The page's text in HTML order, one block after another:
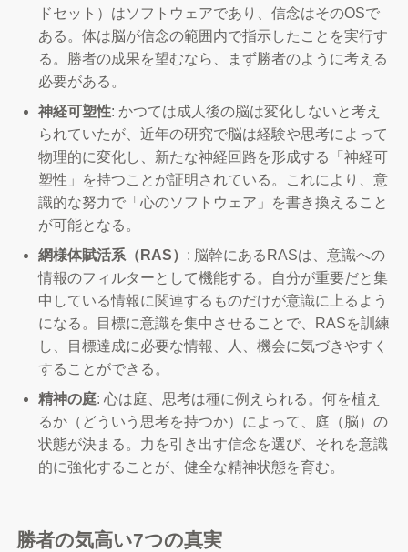
ドセット）はソフトウェアであり、信念はそのOSで
ある。体は脳が信念の範囲内で指示したことを実行す
る。勝者の成果を望むなら、まず勝者のように考える
必要がある。
神経可塑性: かつては成人後の脳は変化しないと考え
られていたが、近年の研究で脳は経験や思考によって
物理的に変化し、新たな神経回路を形成する「神経可
塑性」を持つことが証明されている。これにより、意
識的な努力で「心のソフトウェア」を書き換えること
が可能となる。
網様体賦活系（RAS） : 脳幹にあるRASは、意識への
情報のフィルターとして機能する。自分が重要だと集
中している情報に関連するものだけが意識に上るよう
になる。目標に意識を集中させることで、RASを訓練
し、目標達成に必要な情報、人、機会に気づきやすく
することができる。
精神の庭: 心は庭、思考は種に例えられる。何を植え
るか（どういう思考を持つか）によって、庭（脳）の
状態が決まる。力を引き出す信念を選び、それを意識
的に強化することが、健全な精神状態を育む。
勝者の気高い7つの真実